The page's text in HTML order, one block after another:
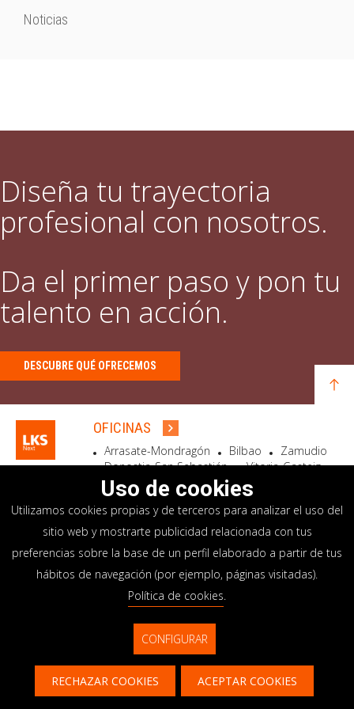
Noticias
Diseña tu trayectoria
profesional con nosotros.
Da el primer paso y pon tu
talento en acción.
DESCUBRE QUÉ OFRECEMOS
OFICINAS
Arrasate-Mondragón Bilbao
Zamudio
Donostia-San Sebastián
Vitoria-Gasteiz
Madrid
El Astillero Bidart
SEDE SOCIAL
Goiru, 7 Arrasate-Mondragón
CP 20500 GIPUZKOA – SPAIN
+34 900 84 14 14
info@lksnext.com
Aviso legal
Portal de privacidad
Política de cookies
Sistema interno información
Uso de cookies
Utilizamos cookies propias y de terceros para analizar el uso del
sitio web y mostrarte publicidad relacionada con tus
preferencias sobre la base de un perfil elaborado a partir de tus
hábitos de navegación (por ejemplo, páginas visitadas).
Política de cookies.
CONFIGURAR
RECHAZAR COOKIES ACEPTAR COOKIES